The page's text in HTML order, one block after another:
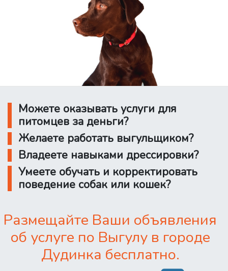
Можете оказывать услуги для
питомцев за деньги?
Желаете работать выгульщиком?
Владеете навыками дрессировки?
Умеете обучать и корректировать
поведение собак или кошек?
Размещайте Ваши объявления
об услуге по Выгулу в городе
Дудинка бесплатно.